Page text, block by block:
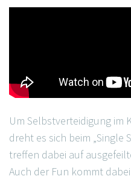
Um Selbstverteidigung im
dreht es sich beim „Single
treffen dabei auf
Auch der Fun kommt